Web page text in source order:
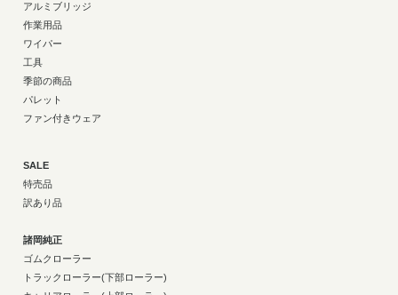
アルミブリッジ
作業用品
ワイパー
工具
季節の商品
パレット
ファン付きウェア
SALE
特売品
訳あり品
諸岡純正
ゴムクローラー
トラックローラー(下部ローラー)